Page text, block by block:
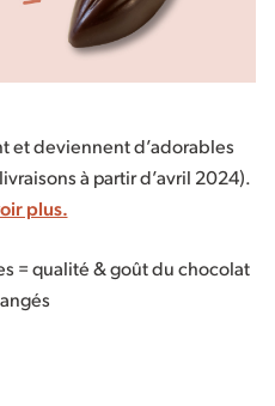
et deviennent d’adorables
à partir d’avril 2024).
plus.
= qualité & goût du chocolat